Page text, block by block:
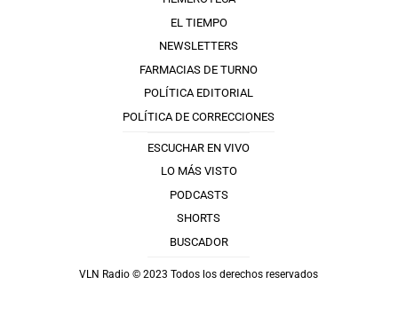
EL TIEMPO
NEWSLETTERS
FARMACIAS DE TURNO
POLÍTICA EDITORIAL
POLÍTICA DE CORRECCIONES
ESCUCHAR EN VIVO
LO MÁS VISTO
PODCASTS
SHORTS
BUSCADOR
VLN Radio © 2023 Todos los derechos reservados